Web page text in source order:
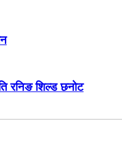
रनिङ शिल्ड छनोट